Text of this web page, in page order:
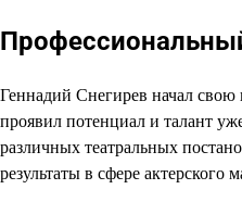
Геннадий Снегирев начал свою
проявил потенциал и талант
различных театральных
результаты в сфере актерского